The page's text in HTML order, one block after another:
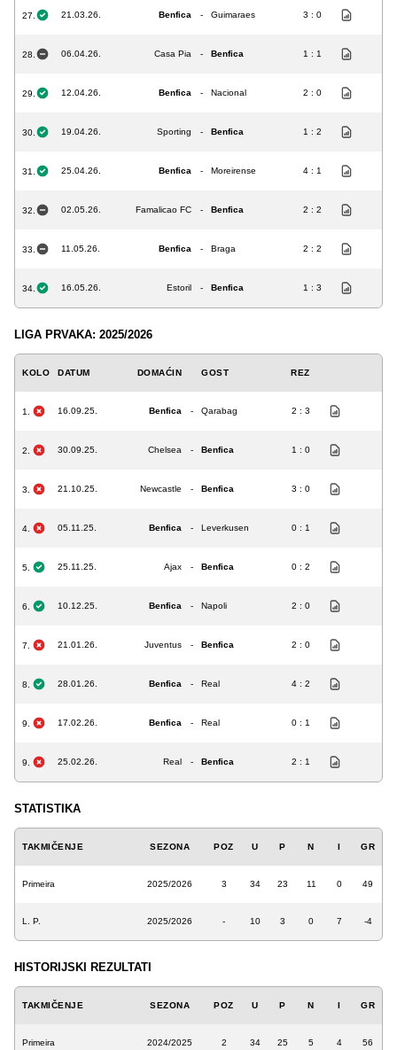
27. 21.03.26. Benfica - Guimaraes 3 : 0
28. 06.04.26. Casa Pia - Benfica 1 : 1
29. 12.04.26. Benfica - Nacional 2 : 0
30. 19.04.26. Sporting - Benfica 1 : 2
31. 25.04.26. Benfica - Moreirense 4 : 1
32. 02.05.26. Famalicao FC - Benfica 2 : 2
33. 11.05.26. Benfica - Braga 2 : 2
34. 16.05.26. Estoril - Benfica 1 : 3
LIGA PRVAKA: 2025/2026
KOLO DATUM DOMAĆIN GOST REZ
1. 16.09.25. Benfica - Qarabag 2 : 3
2. 30.09.25. Chelsea - Benfica 1 : 0
3. 21.10.25. Newcastle - Benfica 3 : 0
4. 05.11.25. Benfica - Leverkusen 0 : 1
5. 25.11.25. Ajax - Benfica 0 : 2
6. 10.12.25. Benfica - Napoli 2 : 0
7. 21.01.26. Juventus - Benfica 2 : 0
8. 28.01.26. Benfica - Real 4 : 2
9. 17.02.26. Benfica - Real 0 : 1
9. 25.02.26. Real - Benfica 2 : 1
STATISTIKA
TAKMIČENJE SEZONA POZ U P N I GR
Primeira 2025/2026 3 34 23 11 0 49
L. P. 2025/2026 - 10 3 0 7 -4
HISTORIJSKI REZULTATI
TAKMIČENJE SEZONA POZ U P N I GR
Primeira 2024/2025 2 34 25 5 4 56